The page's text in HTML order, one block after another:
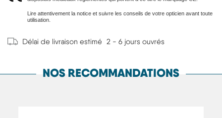
Lire attentivement la notice et suivre les conseils de votre opticien avant toute
utilisation.
Délai de livraison estimé 2 - 6 jours ouvrés
NOS RECOMMANDATIONS